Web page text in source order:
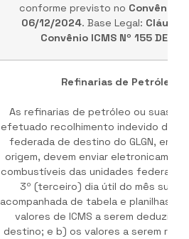
conforme previsto no Convênio
06/12/2024. Base Legal:
Convênio ICMS Nº 155 DE
Refinarias de Petróleo /
As refinarias de petróleo ou suas
efetuado recolhimento indevido do
federada de destino do GLGN, em
origem, devem enviar
combustíveis das unidades
3º (terceiro) dia útil do mês
acompanhada de tabela e planilhas
valores de ICMS a serem
destino; e b) os valores a serem